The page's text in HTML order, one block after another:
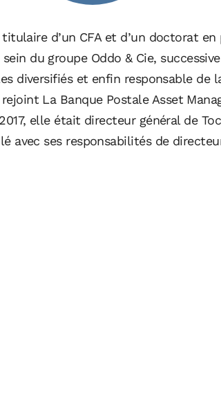
d’un CFA et d’un doctorat
du groupe Oddo & Cie,
diversifiés et enfin responsable de
La Banque Postale Asset
elle était directeur général de
avec ses responsabilités de